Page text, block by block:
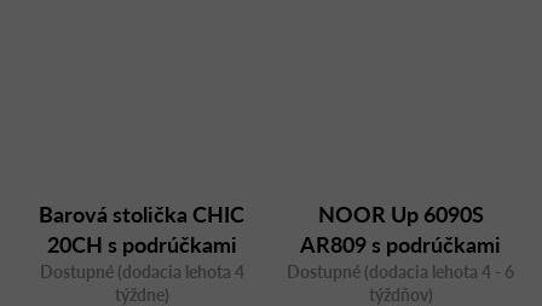
Barová stolička CHIC
20CH s podrúčkami
Dostupné (dodacia lehota 4
týždne)
NOOR Up 6090S
AR809 s podrúčkami
Dostupné (dodacia lehota 4 - 6
týždňov)